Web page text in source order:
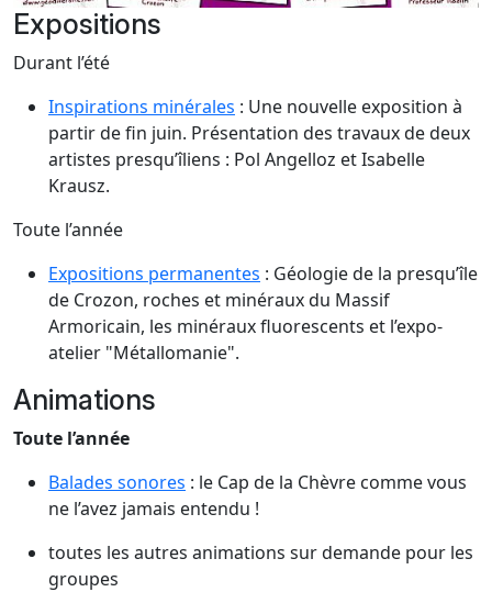
Expositions
Durant l’été
Inspirations minérales : Une nouvelle exposition à
partir de fin juin. Présentation des travaux de deux
artistes presqu’îliens : Pol Angelloz et Isabelle
Krausz.
Toute l’année
Expositions permanentes : Géologie de la presqu’île
de Crozon, roches et minéraux du Massif
Armoricain, les minéraux fluorescents et l’expo-
atelier "Métallomanie".
Animations
Toute l’année
Balades sonores : le Cap de la Chèvre comme vous
ne l’avez jamais entendu !
toutes les autres animations sur demande pour les
groupes